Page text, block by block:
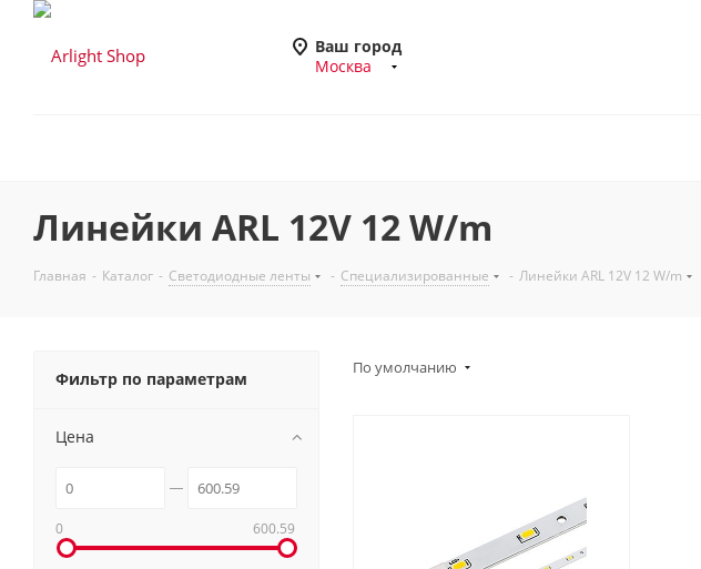
Ваш город
Москва
Линейки ARL 12V 12 W/m
Главная - Каталог - Светодиодные ленты - Специализированные - Линейки ARL 12V 12 W/m
По умолчанию
Фильтр по параметрам
Цена
0 600.59